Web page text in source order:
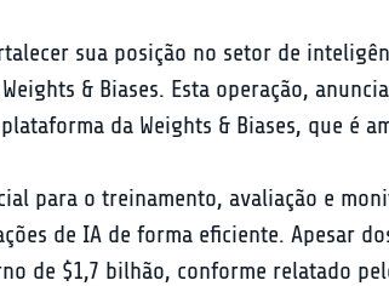
sua posição no setor de
& Biases. Esta operação,
da Weights & Biases, que é
para o treinamento, avaliação e
de IA de forma eficiente. Apesar
de $1,7 bilhão, conforme relatado